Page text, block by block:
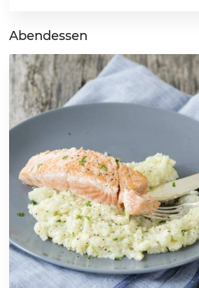
Abendessen